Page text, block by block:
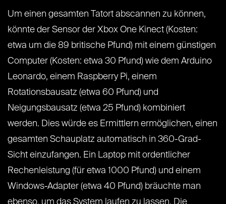
Um einen gesamten Tatort abscannen zu können,
könnte der Sensor der Xbox One Kinect (Kosten:
etwa um die 89 britische Pfund) mit einem günstigen
Computer (Kosten: etwa 30 Pfund) wie dem Arduino
Leonardo, einem Raspberry Pi, einem
Rotationsbausatz (etwa 60 Pfund) und
Neigungsbausatz (etwa 25 Pfund) kombiniert
werden. Dies würde es Ermittlern ermöglichen, einen
gesamten Schauplatz automatisch in 360-Grad-
Sicht einzufangen. Ein Laptop mit ordentlicher
Rechenleistung (für etwa 1000 Pfund) und einem
Windows-Adapter (etwa 40 Pfund) bräuchte man
ebenso, um das System laufen zu lassen. Die